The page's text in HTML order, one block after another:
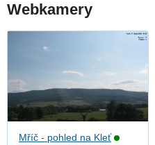
Webkamery
Mříč - pohled na Kleť